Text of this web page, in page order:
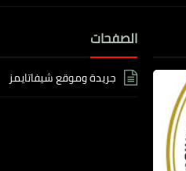
الصفحات
جريدة وموقع شيفاتايمز